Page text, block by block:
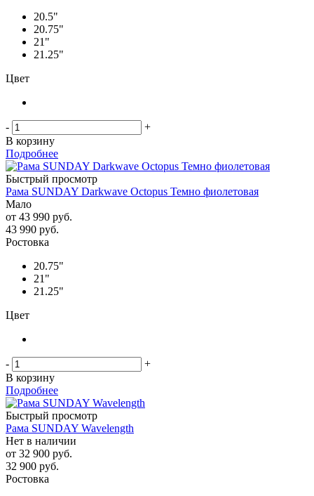
20.5"
20.75"
21"
21.25"
Цвет
-
+
В корзину
Подробнее
Быстрый просмотр
Рама SUNDAY Darkwave Octopus Темно фиолетовая
Мало
от 43 990 руб.
43 990 руб.
Ростовка
20.75"
21"
21.25"
Цвет
-
+
В корзину
Подробнее
Быстрый просмотр
Рама SUNDAY Wavelength
Нет в наличии
от 32 900 руб.
32 900 руб.
Ростовка